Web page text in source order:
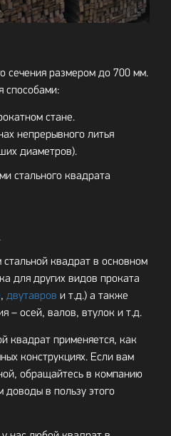
сечения размером до 700 мм.
способами:
стане.
непрерывного литья
диаметров).
стального квадрата
стальной квадрат в основном
для других видов проката
, двутавров и т.д.) а также
– осей, валов, втулок и т.д.
квадрат применяется, как
конструкциях. Если вам
обращайтесь в компанию
доводы в пользу этого